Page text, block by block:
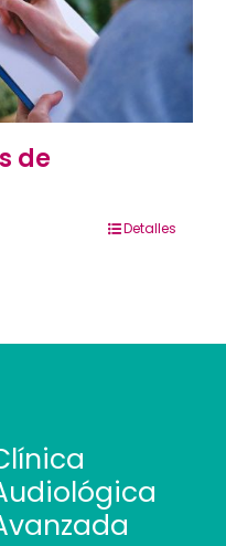
de
Detalles